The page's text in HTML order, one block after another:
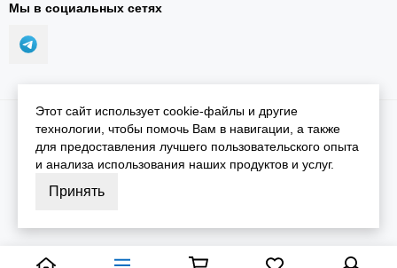
Мы в социальных сетях
2026 © iGarmin.Карта сайта
Этот сайт использует cookie-файлы и другие
технологии, чтобы помочь Вам в навигации, а также
для предоставления лучшего пользовательского опыта
и анализа использования наших продуктов и услуг.
Принять